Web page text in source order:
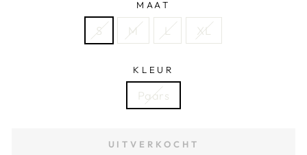
MAAT
S M L XL
KLEUR
Paars
UITVERKOCHT